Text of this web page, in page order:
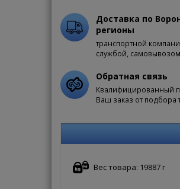
Доставка по
регионы
транспортной
службой, самовывозом
Обратная связь
Квалифицированный
Ваш заказ от подбора
Вес товара: 19887 г